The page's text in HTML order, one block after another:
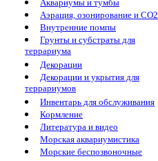
Аквариумы и тумбы
Аэрация, озонирование и CO2
Внутренние помпы
Грунты и субстраты для
террариума
Декорации
Декорации и укрытия для
террариумов
Инвентарь для обслуживания
Кормление
Литература и видео
Морская аквариумистика
Морские беспозвоночные